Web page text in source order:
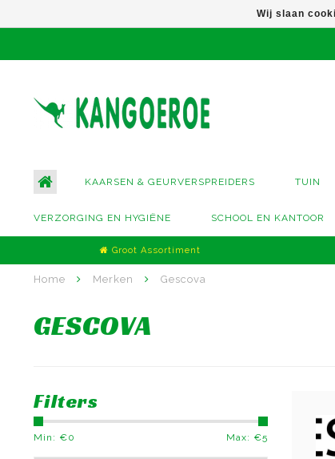
KAARSEN & GEURVERSPREIDERS TUIN
VERZORGING EN HYGIËNE SCHOOL EN KANTOOR
Groot Assortiment
Home Merken Gescova
GESCOVA
Filters
Min: €0 Max: €5
Wij slaan